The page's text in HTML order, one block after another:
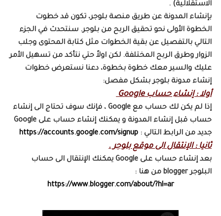
الاستقلالية) .
بإنشاء المدونة عن طريق منصة بلوجر، تكون قد خطوت
الخطوة الأولى نحو تحقيق الربح من بلوجر. سنتحدث في الجزء
التالي بالتفصيل عن بقية الخطوات مثل كتابة المحتوى وجلب
الزوار وطرق الربح المختلفة. لكن اولاً حتي نتأكد من تسهيل الأمر
عليك والسير معك خطوة بخطوة، دعنا نستعرض خطوات
إنشاء مدونة بلوجر بشكل مفصل:
أولا : إنشاء حساب Google
إذا لم يكن لك حساب مع Google ، فإنك سوف تحتاج الى إنشاء
حساب قبل إنشاء المدونة و يمكنك إنشاء حساب على Google
جديد من الرابط التالي : https://accounts.google.com/signup
ثانيا : الإنتقال الى موقع بلوجر .
بعد إنشاء حساب على Google يمكنك الإنتقال الى حساب
البلوجر blogger من هنا :
https://www.blogger.com/about/?hl=ar